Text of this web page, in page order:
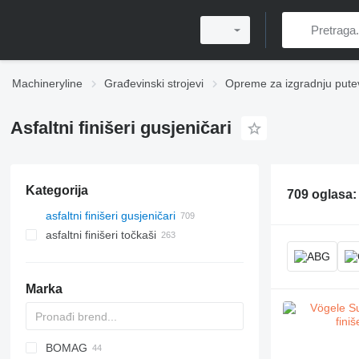
Machineryline Građevinski strojevi Opreme za izgradnju
Asfaltni finišeri gusjeničari
Kategorija
asfaltni finišeri gusjeničari
asfaltni finišeri točkaši
Marka
Titan
AFT
CS
BOMAG
709 oglasa: